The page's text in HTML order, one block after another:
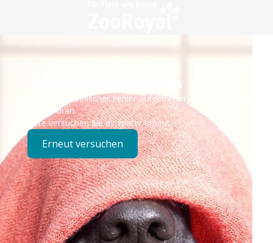
Technisches Problem
Es ist ein technischer Fehler aufgetreten – wir sind
bereits dran.
Bitte versuchen Sie es später erneut.
Erneut versuchen